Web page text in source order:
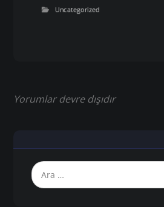
Uncategorized
Yorumlar devre dışıdır